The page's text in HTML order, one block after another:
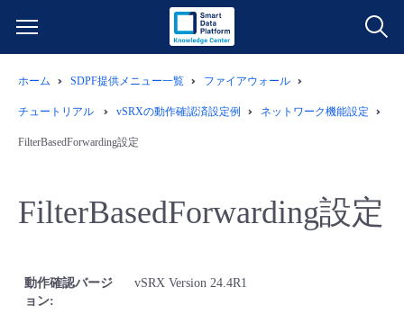
サービス一覧
データ利活用
よくある質問
ユースケース
ホーム SDPF提供メニュー一覧 ファイアウォール
チュートリアル vSRXの動作確認済設定例 ネットワーク機能設定
FilterBasedForwarding設定
FilterBasedForwarding設定
動作確認バージ
ョン
vSRX Version 24.4R1